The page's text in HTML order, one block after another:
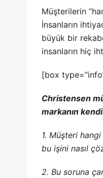
Müşterilerin
İnsanların
büyük bir
insanların hiç
[box
Christensen
markanın
1. Müşteri
bu işini nasıl
2. Bu soruna